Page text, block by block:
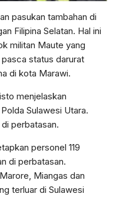
pasukan tambahan di
Filipina Selatan. Hal ini
militan Maute yang
status darurat
di kota Marawi.
menjelaskan
Sulawesi Utara.
perbatasan.
personel 119
di perbatasan.
Miangas dan
terluar di Sulawesi